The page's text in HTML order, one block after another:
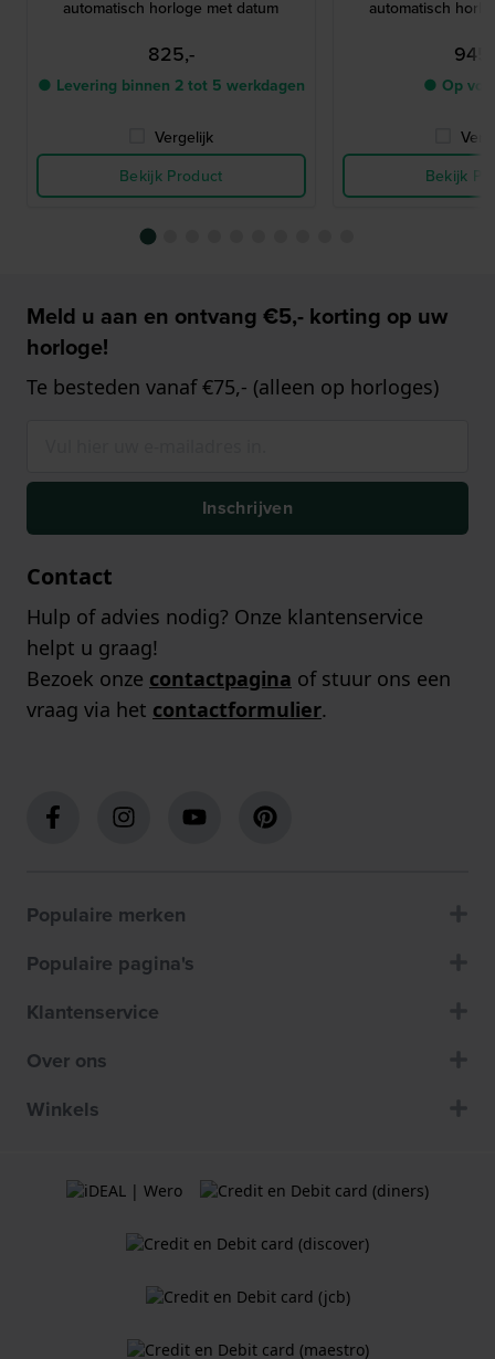
automatisch horloge met datum
825,-
● Levering binnen 2 tot 5 werkdagen
Vergelijk
Bekijk Product
automatisch
● Op
Bekijk
Meld u aan en ontvang €5,- korting op uw
horloge!
Te besteden vanaf €75,- (alleen op horloges)
Inschrijven
Contact
Hulp of advies nodig? Onze klantenservice
helpt u graag!
Bezoek onze contactpagina of stuur ons een
vraag via het contactformulier.
Populaire merken
Populaire pagina's
Klantenservice
Over ons
Winkels